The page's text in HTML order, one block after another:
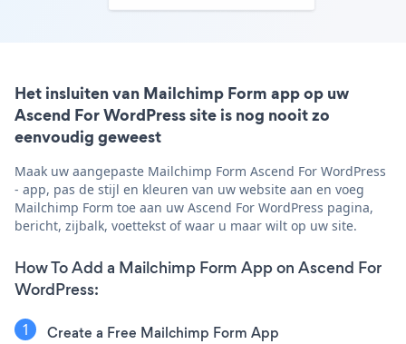
Het insluiten van Mailchimp Form app op uw
Ascend For WordPress site is nog nooit zo
eenvoudig geweest
Maak uw aangepaste Mailchimp Form Ascend For WordPress
- app, pas de stijl en kleuren van uw website aan en voeg
Mailchimp Form toe aan uw Ascend For WordPress pagina,
bericht, zijbalk, voettekst of waar u maar wilt op uw site.
How To Add a Mailchimp Form App on Ascend For
WordPress:
Create a Free Mailchimp Form App